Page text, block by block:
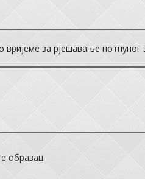
вријеме за рјешавање потпуног
образац